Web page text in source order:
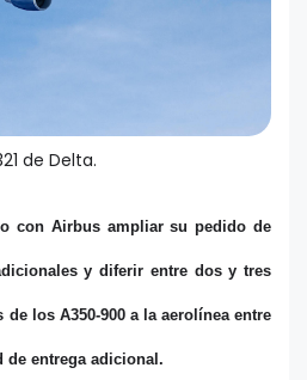
de Delta.
con Airbus ampliar su pedido de
y diferir entre dos y tres
de los A350-900 a la aerolínea entre
de entrega adicional.